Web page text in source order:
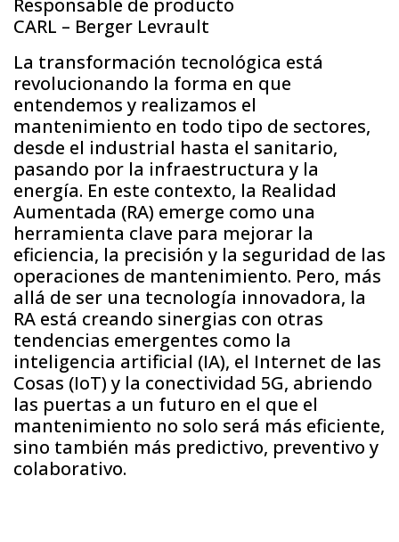
CARL – Berger Levrault
La transformación tecnológica está
revolucionando la forma en que
entendemos y realizamos el
mantenimiento en todo tipo de sectores,
desde el industrial hasta el sanitario,
pasando por la infraestructura y la
energía. En este contexto, la Realidad
Aumentada (RA) emerge como una
herramienta clave para mejorar la
eficiencia, la precisión y la seguridad de las
operaciones de mantenimiento. Pero, más
allá de ser una tecnología innovadora, la
RA está creando sinergias con otras
tendencias emergentes como la
inteligencia artificial (IA), el Internet de las
Cosas (IoT) y la conectividad 5G, abriendo
las puertas a un futuro en el que el
mantenimiento no solo será más eficiente,
sino también más predictivo, preventivo y
colaborativo.